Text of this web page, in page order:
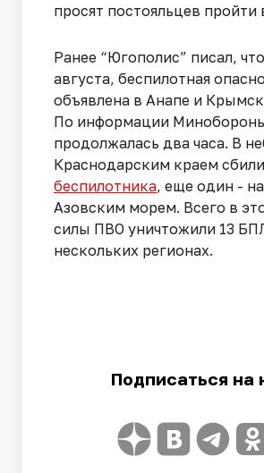
просят постояльцев пройти
Ранее “Югополис” писал,
августа, беспилотная
объявлена в Анапе и
По информации
продолжалась два часа. В
Краснодарским краем сбили
беспилотника, еще один -
Азовским морем. Всего в
силы ПВО уничтожили 13
нескольких регионах.
Подписаться на